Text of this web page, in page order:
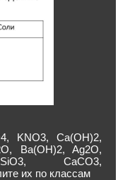
KNO3, Ca(OH)2,
Ba(OH)2, Ag2O,
CaCO3,
их по классам